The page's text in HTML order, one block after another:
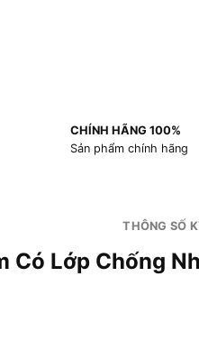
CHÍNH HÃNG 100%
Sản phẩm chính hãng
THÔNG SỐ
Có Lớp Chống